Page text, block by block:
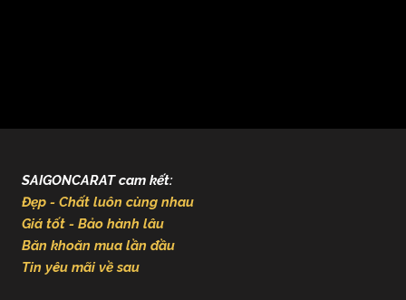
SAIGONCARAT cam kết:
Đẹp - Chất luôn cùng nhau
Giá tốt - Bảo hành lâu
Băn khoăn mua lần đầu
Tin yêu mãi về sau